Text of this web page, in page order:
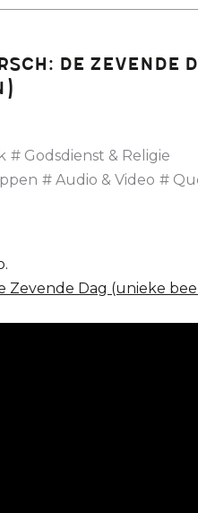
De Zevende
Godsdienst & Religie
Audio & Video
Zevende Dag (unieke